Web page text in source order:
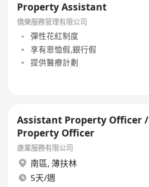
Property Assistant
僑樂服務管理有限公司
彈性花紅制度
享有恩恤假,銀行假
提供醫療計劃
Assistant Property Officer /
Property Officer
康業服務有限公司
南區, 薄扶林
5天/週